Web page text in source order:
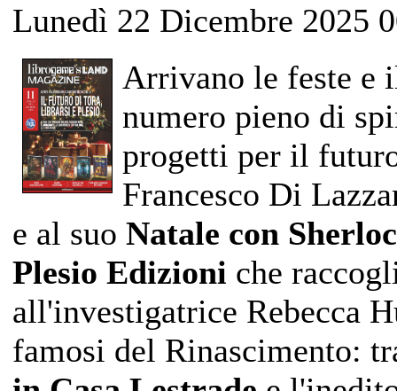
Lunedì 22 Dicembre 2025
Arrivano le feste e
numero pieno di
progetti per il
Francesco Di
e al suo Natale con
Plesio Edizioni che
all'investigatrice Rebecca
famosi del Rinascimento: